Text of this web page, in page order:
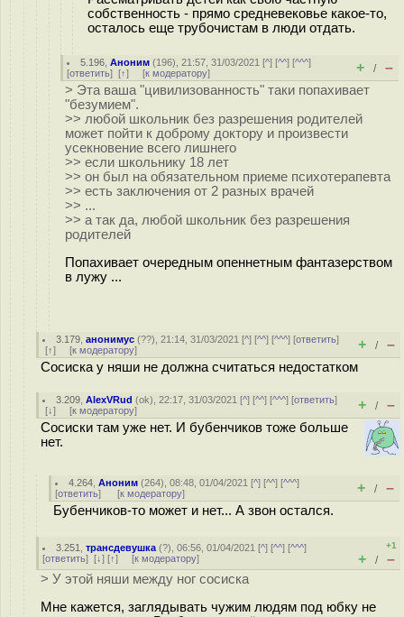
собственность - прямо средневековье какое-то,
осталось еще трубочистам в люди отдать.
5.196 ,Аноним (196), 21:57, 31/03/2021 [^] [^^] [^^^]
[ответить] [↑] [к модератору] + / –
> Эта ваша "цивилизованность" таки попахивает
"безумием".
>> любой школьник без разрешения родителей
может пойти к доброму доктору и произвести
усекновение всего лишнего
>> если школьнику 18 лет
>> он был на обязательном приеме психотерапевта
>> есть заключения от 2 разных врачей
>> ...
>> а так да, любой школьник без разрешения
родителей
Попахивает очередным опеннетным фантазерством
в лужу ...
3.179 ,анонимус (??), 21:14, 31/03/2021 [^] [^^] [^^^] [ответить]
[↑] [к модератору] + / –
Сосиска у няши не должна считаться недостатком
3.209 ,AlexVRud (ok), 22:17, 31/03/2021 [^] [^^] [^^^] [ответить]
[↓] [к модератору] + / –
Сосиски там уже нет. И бубенчиков тоже больше
нет.
4.264 ,Аноним (264), 08:48, 01/04/2021 [^] [^^] [^^^]
[ответить] [к модератору] + / –
Бубенчиков-то может и нет... А звон остался.
3.251 ,трансдевушка (?), 06:56, 01/04/2021 [^] [^^] [^^^]
[ответить] [↓] [↑] [к модератору]
+1
+ / –
> У этой няши между ног сосиска
Мне кажется, заглядывать чужим людям под юбку не